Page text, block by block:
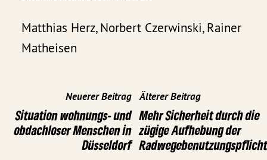
Matthias Herz, Norbert Czerwinski, Rainer
Matheisen
Neuerer Beitrag
Situation wohnungs- und
obdachloser Menschen in
Düsseldorf
Älterer Beitrag
Mehr Sicherheit durch die
zügige Aufhebung der
Radwegebenutzungspflicht